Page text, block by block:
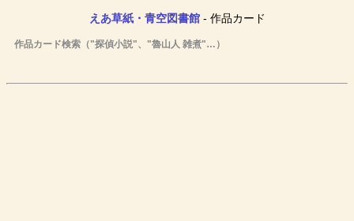
えあ草紙・青空図書館- 作品カード
作品カード検索（"探偵小説"、"魯山人 雑煮"…）